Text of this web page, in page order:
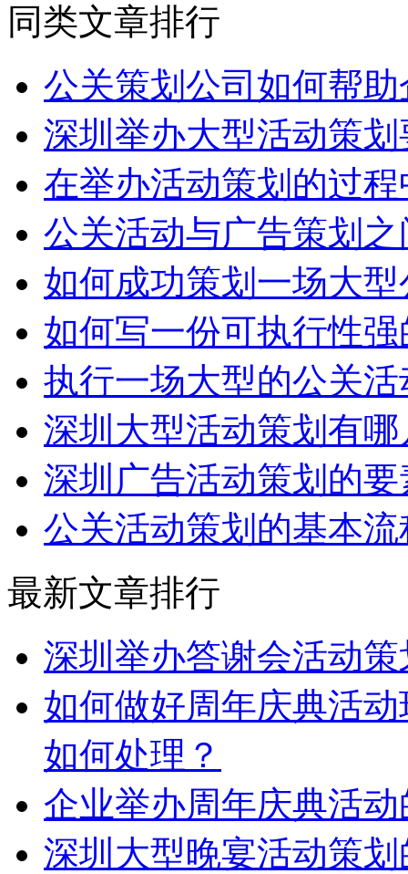
同类文章排行
公关策划公司如何帮
深圳举办大型活动策
在举办活动策划的过
公关活动与广告策划
如何成功策划一场大
如何写一份可执行性
执行一场大型的公关
深圳大型活动策划有
深圳广告活动策划的
公关活动策划的基本
最新文章排行
深圳举办答谢会活动
如何做好周年庆典活
如何处理？
企业举办周年庆典活
深圳大型晚宴活动策